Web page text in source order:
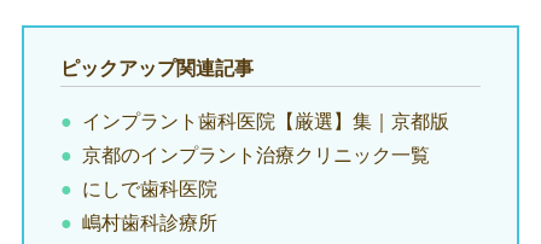
ピックアップ関連記事
インプラント歯科医院【厳選】集｜京都版
京都のインプラント治療クリニック一覧
にしで歯科医院
嶋村歯科診療所